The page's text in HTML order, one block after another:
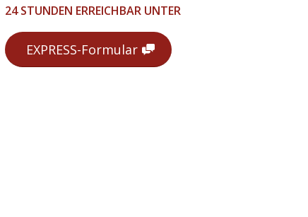
24 STUNDEN ERREICHBAR UNTER
EXPRESS-Formular